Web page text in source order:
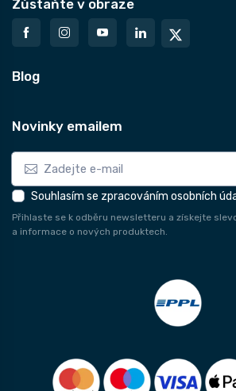
Zůstaňte v obraze
Blog
Novinky emailem
Souhlasím se zpracováním osobních
Přihlaste se k odběru newsletteru a získejte
a informace o nových produktech.